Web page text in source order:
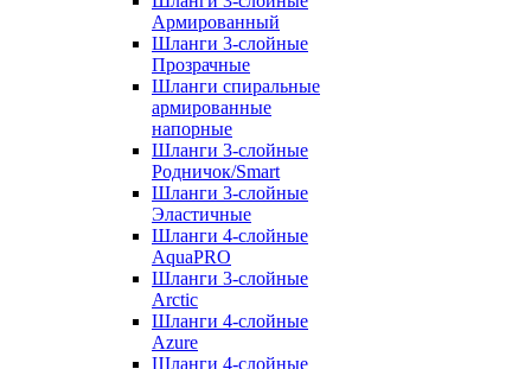
Армированный
Шланги 3-слойные
Прозрачные
Шланги спиральные
армированные
напорные
Шланги 3-слойные
Родничок/Smart
Шланги 3-слойные
Эластичные
Шланги 4-слойные
AquaPRO
Шланги 3-слойные
Arctic
Шланги 4-слойные
Azure
Шланги 4-слойные